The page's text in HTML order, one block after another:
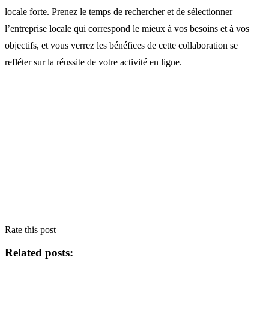
locale forte. Prenez le temps de rechercher et de sélectionner
l’entreprise locale qui correspond le mieux à vos besoins et à vos
objectifs, et vous verrez les bénéfices de cette collaboration se
refléter sur la réussite de votre activité en ligne.
Rate this post
Related posts: